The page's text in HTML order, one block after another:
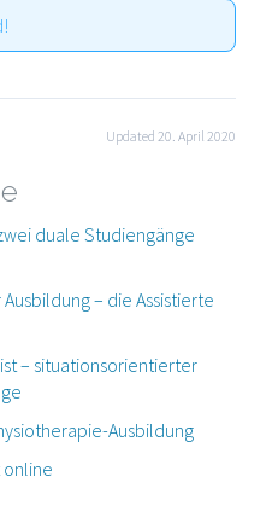
Updated 20. April 2020
duale Studiengänge
– die Assistierte
– situationsorientierter
Ausbildung
online